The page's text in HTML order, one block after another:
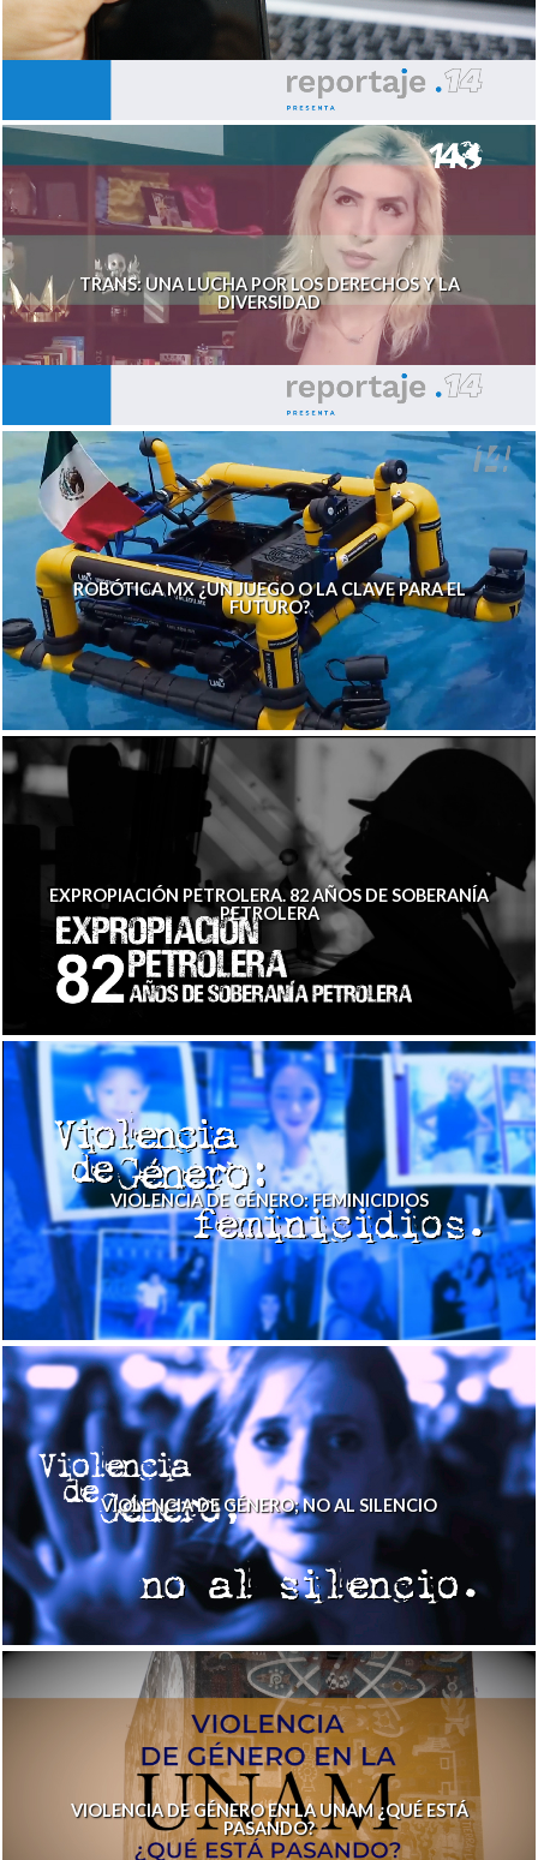
TRANS: UNA LUCHA POR LOS DERECHOS Y LA
DIVERSIDAD
ROBÓTICA MX ¿UN JUEGO O LA CLAVE PARA EL
FUTURO?
EXPROPIACIÓN PETROLERA. 82 AÑOS DE SOBERANÍA
PETROLERA
VIOLENCIA DE GÉNERO: FEMINICIDIOS
VIOLENCIA DE GÉNERO; NO AL SILENCIO
VIOLENCIA DE GÉNERO EN LA UNAM ¿QUÉ ESTÁ
PASANDO?